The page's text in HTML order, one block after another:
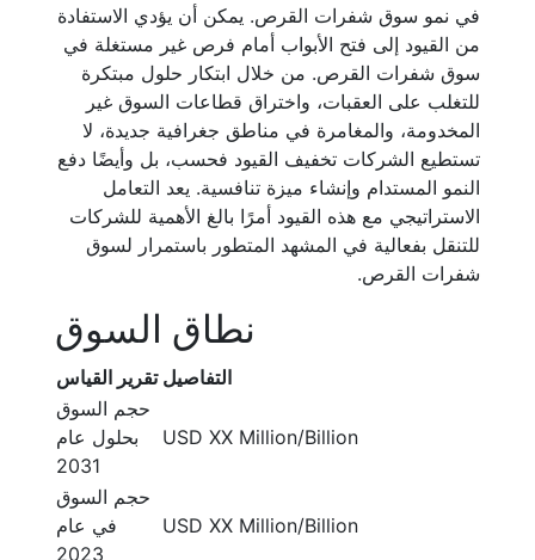
في نمو سوق شفرات القرص. يمكن أن يؤدي الاستفادة
من القيود إلى فتح الأبواب أمام فرص غير مستغلة في
سوق شفرات القرص. من خلال ابتكار حلول مبتكرة
للتغلب على العقبات، واختراق قطاعات السوق غير
المخدومة، والمغامرة في مناطق جغرافية جديدة، لا
تستطيع الشركات تخفيف القيود فحسب، بل وأيضًا دفع
النمو المستدام وإنشاء ميزة تنافسية. يعد التعامل
الاستراتيجي مع هذه القيود أمرًا بالغ الأهمية للشركات
للتنقل بفعالية في المشهد المتطور باستمرار لسوق
شفرات القرص.
نطاق السوق
تقرير القياس التفاصيل
حجم السوق
بحلول عام
2031
USD XX Million/Billion
حجم السوق
في عام
2023
USD XX Million/Billion